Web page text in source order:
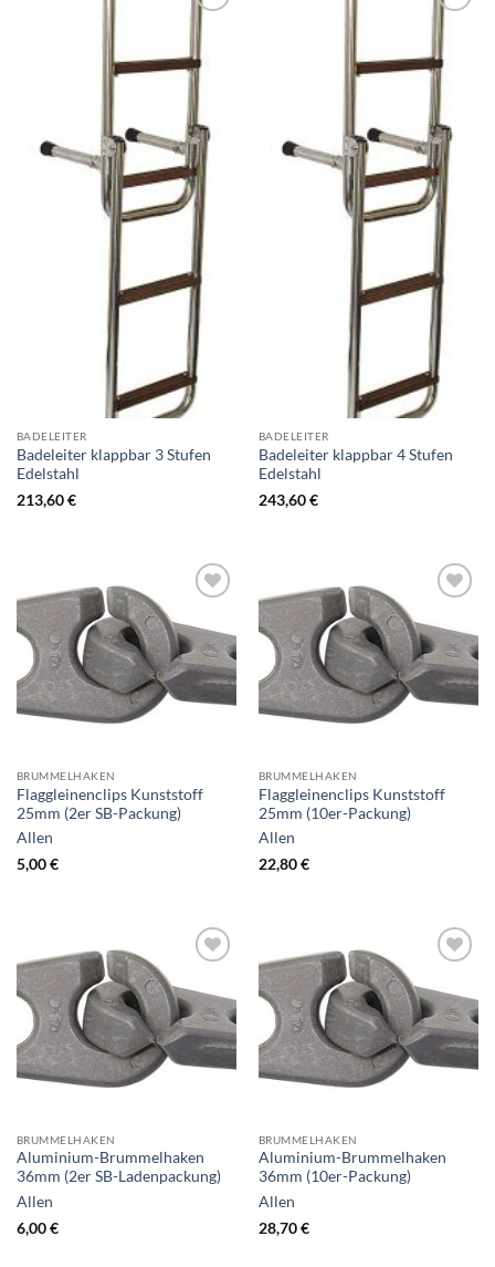
Wunschliste
hinzufügen
BADELEITER
Badeleiter klappbar 3 Stufen
Edelstahl
213,60€
Wunschliste
hinzufügen
BADELEITER
Badeleiter klappbar 4 Stufen
Edelstahl
243,60€
Wunschliste
hinzufügen
BRUMMELHAKEN
Flaggleinenclips Kunststoff
25mm (2er SB-Packung)
Allen
5,00€
Wunschliste
hinzufügen
BRUMMELHAKEN
Flaggleinenclips Kunststoff
25mm (10er-Packung)
Allen
22,80€
Wunschliste
hinzufügen
BRUMMELHAKEN
Aluminium-Brummelhaken
36mm (2er SB-Ladenpackung)
Allen
6,00€
Wunschliste
hinzufügen
BRUMMELHAKEN
Aluminium-Brummelhaken
36mm (10er-Packung)
Allen
28,70€